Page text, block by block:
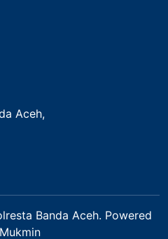
Aceh,
Banda Aceh. Powered
Mukmin